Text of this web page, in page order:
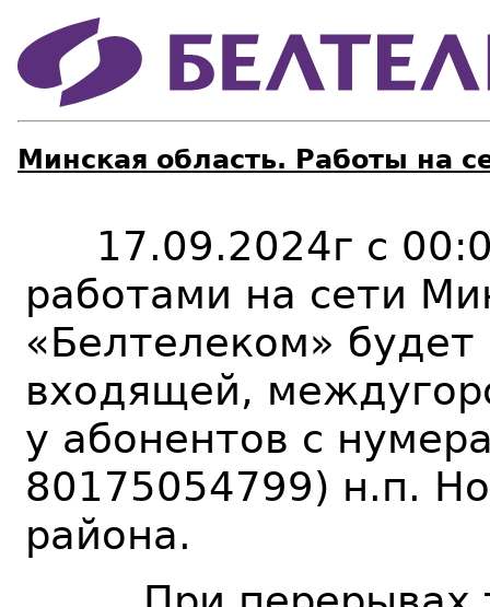
Минская область. Работы на
17.09.2024г с
работами на сети
«Белтелеком»
входящей,
у абонентов с
80175054799) н.п.
района.